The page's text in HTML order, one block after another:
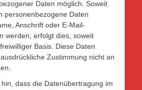
Daten möglich. Soweit
personenbezogene Daten
Anschrift oder E-Mail-
werden, erfolgt dies, soweit
Basis. Diese Daten
Zustimmung nicht an
dass die Datenübertragung im